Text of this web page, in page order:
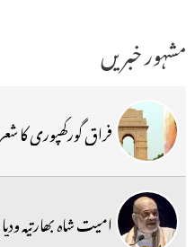
مشہور خبریں
فراق گورکھپوری کا
امیت شاہ بھارتیہ ودیا پار مہوتسو